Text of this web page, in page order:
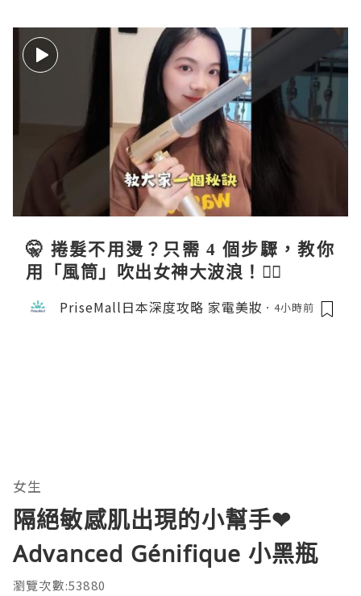
🤫 捲髮不用燙？只需 4 個步驟，教你
用「風筒」吹出女神大波浪！💇‍♀️
PriseMall日本深度攻略 家電美妝 4小時前
女生
隔絕敏感肌出現的小幫手❤
Advanced Génifique 小黑瓶
瀏覽次數:53880